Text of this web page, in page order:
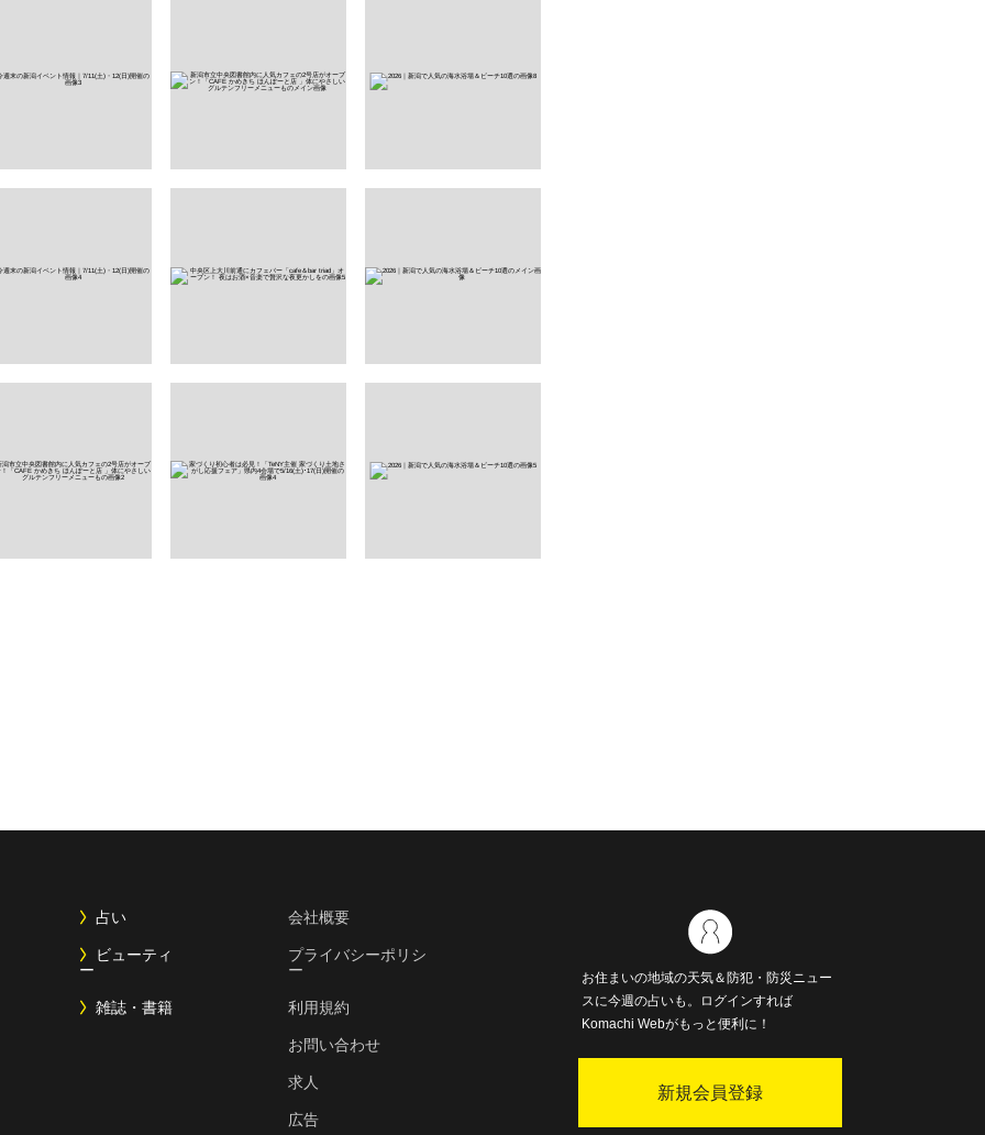
占い
ビューティ
ー
雑誌・書籍
会社概要
プライバシーポリシ
ー
利用規約
お問い合わせ
求人
広告
お住まいの地域の天気＆防犯・防災ニュー
スに今週の占いも。ログインすれば
Komachi Webがもっと便利に！
新規会員登録